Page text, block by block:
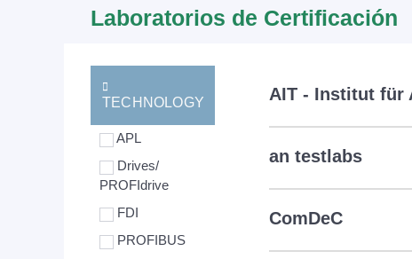
Laboratorios de Certificación
TECHNOLOGY
APL
Drives/
PROFIdrive
FDI
PROFIBUS
AIT - Institut für
an testlabs
ComDeC